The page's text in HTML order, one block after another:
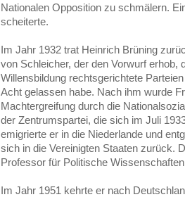
Nationalen Opposition zu schmälern.
scheiterte.
Im Jahr 1932 trat Heinrich Brüning
von Schleicher, der den Vorwurf erhob,
Willensbildung rechtsgerichtete
Acht gelassen habe. Nach ihm wurde
Machtergreifung durch die
der Zentrumspartei, die sich im Juli
emigrierte er in die Niederlande und
sich in die Vereinigten Staaten zurück.
Professor für Politische
Im Jahr 1951 kehrte er nach